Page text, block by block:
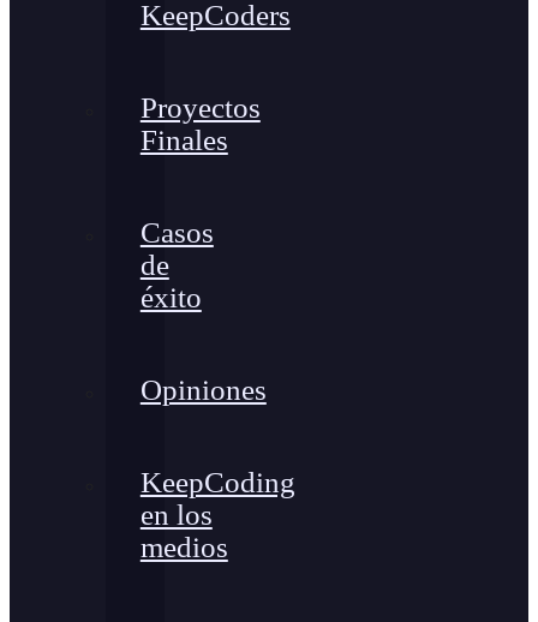
KeepCoders
Proyectos
Finales
Casos
de
éxito
Opiniones
KeepCoding
en los
medios